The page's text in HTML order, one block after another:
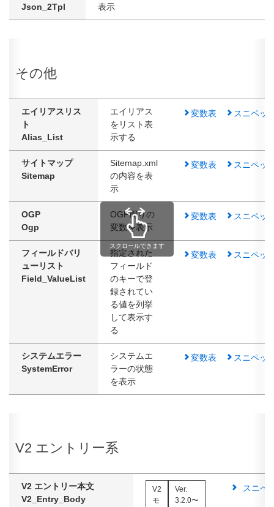
Json_2Tpl
表示
その他
エイリアスリス
ト
Alias_List
エイリアス
をリスト表
示する
変数表 スニペッ
サイトマップ
Sitemap
Sitemap.xml
の内容を表
示
変数表 スニペッ
OGP
Ogp
OGP周りの
変数を表示
変数表 スニペッ
フィールドバリ
ューリスト
Field_ValueList
指定された
フィールド
のキーで登
録されてい
る値を列挙
して表示す
る
変数表 スニペッ
システムエラー
SystemError
システムエ
ラーの状態
を表示
変数表 スニペッ
スクロールできます
V2 エントリー系
V2 エントリー本文
V2_Entry_Body
V2
モ
Ver.
3.2.0〜
スニペ